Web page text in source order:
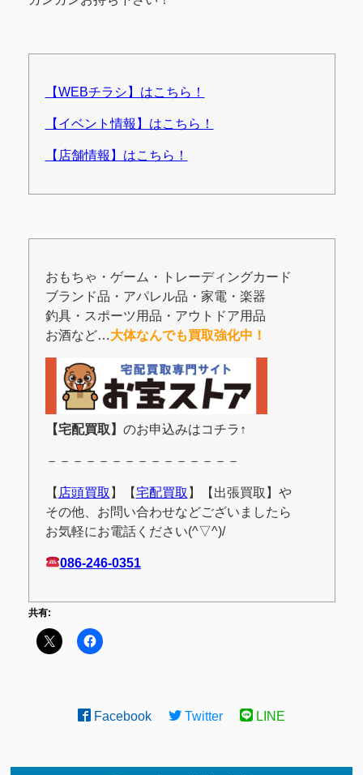
【WEBチラシ】はこちら！
【イベント情報】はこちら！
【店舗情報】はこちら！
おもちゃ・ゲーム・トレーディングカード
ブランド品・アパレル品・家電・楽器
釣具・スポーツ用品・アウトドア用品
お酒など…大体なんでも買取強化中！
【宅配買取】 のお申込みはコチラ↑
－－－－－－－－－－－－－－－
【 店頭買取 】【宅配買取 】【出張買取】や
その他、お問い合わせなどございましたら
お気軽にお電話ください(^▽^)/
086-246-0351
共有:
Facebook Twitter LINE